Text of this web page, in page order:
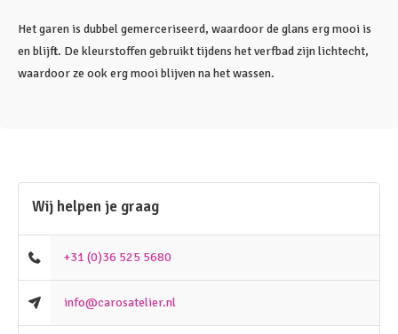
Het garen is dubbel gemerceriseerd, waardoor de glans erg mooi is
en blijft. De kleurstoffen gebruikt tijdens het verfbad zijn lichtecht,
waardoor ze ook erg mooi blijven na het wassen.
Wij helpen je graag
+31 (0)36 525 5680
info@carosatelier.nl